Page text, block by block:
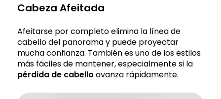
Cabeza Afeitada
Afeitarse por completo elimina la línea de
cabello del panorama y puede proyectar
mucha confianza. También es uno de los estilos
más fáciles de mantener, especialmente si la
pérdida de cabello avanza rápidamente.